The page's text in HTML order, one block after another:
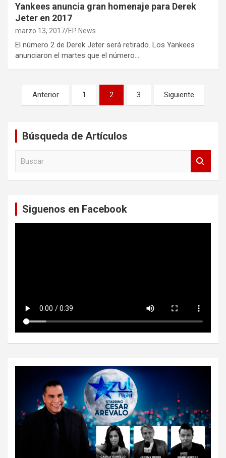
Yankees anuncia gran homenaje para Derek
Jeter en 2017
marzo 13, 2017 EP News
El número 2 de Derek Jeter será retirado. Los Yankees
anunciaron el martes que el número…
Paginación
Anterior 1 2 3 Siguiente
Búsqueda de Artículos
Siguenos en Facebook